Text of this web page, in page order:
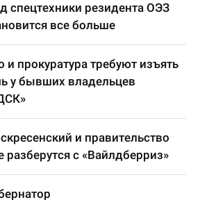
спецтехники резидента ОЭЗ
все больше
прокуратура требуют изъять
у бывших владельцев
и правительство
разберутся с «Вайлдберриз»